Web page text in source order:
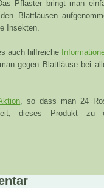
Pflaster bringt man
Blattläusen
Insekten.
auch hilfreiche
gegen Blattläuse bei
, so dass man 24
dieses Produkt zu